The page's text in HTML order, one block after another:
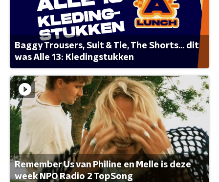
Baggy Trousers, Suit & Tie, The Shorts... dit
was Alle 13: Kledingstukken
Remember Us van Philine en Melle is deze
week NPO Radio 2 TopSong